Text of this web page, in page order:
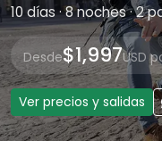
10 días · 8 noches · 2
Desde$1,997USD
Ver precios y salidas